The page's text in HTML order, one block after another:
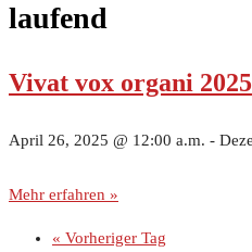
laufend
Vivat vox organi 2025
April 26, 2025 @ 12:00 a.m. -
Mehr erfahren »
« Vorheriger Tag